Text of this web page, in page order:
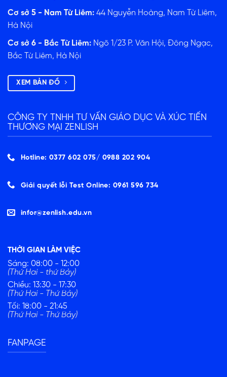
Cơ sở 5 - Nam Từ Liêm: 44 Nguyễn Hoàng, Nam Từ Liêm,
Hà Nội
Cơ sở 6 - Bắc Từ Liêm: Ngõ 1/23 P. Văn Hội, Đông Ngạc,
Bắc Từ Liêm, Hà Nội
XEM BẢN ĐỒ
CÔNG TY TNHH TƯ VẤN GIÁO DỤC VÀ XÚC TIẾN
THƯƠNG MẠI ZENLISH
Hotline: 0377 602 075/ ‭0988 202 904‬
Giải quyết lỗi Test Online: 0961 596 734
infor@zenlish.edu.vn
THỜI GIAN LÀM VIỆC
Sáng: 08:00 - 12:00
(Thứ Hai - thứ Bảy)
Chiều: 13:30 - 17:30
(Thứ Hai - Thứ Bảy)
Tối: 18:00 - 21:45
(Thứ Hai - Thứ Bảy)
FANPAGE